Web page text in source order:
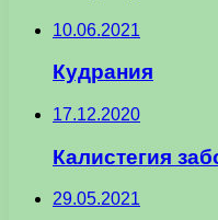
10.06.2021
Кудрания
17.12.2020
Калистегия
29.05.2021